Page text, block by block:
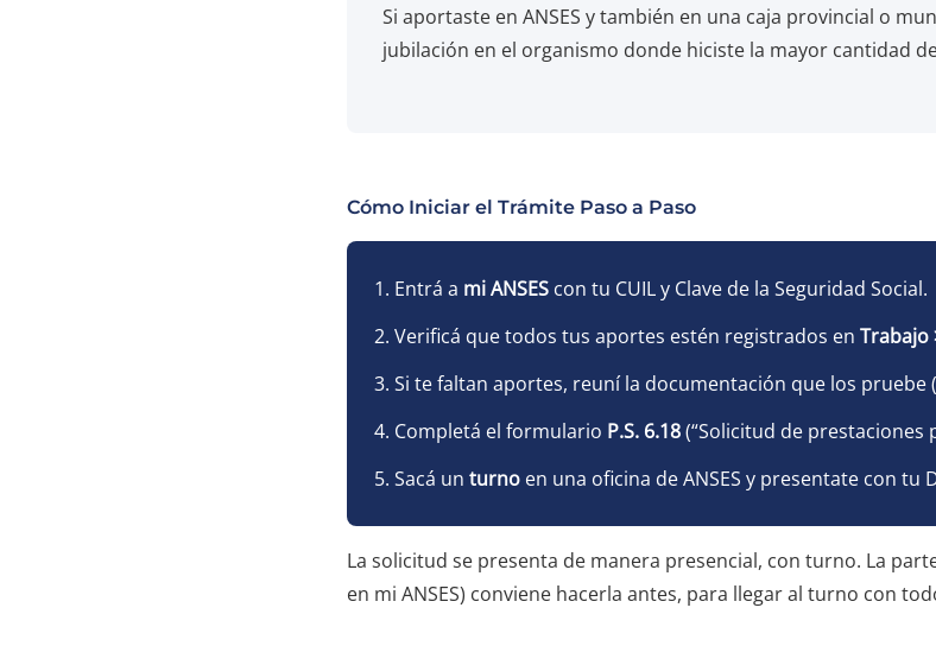
Si aportaste en ANSES y también en una caja provincial o
jubilación en el organismo donde hiciste la mayor cantidad
Cómo Iniciar el Trámite Paso a Paso
Entrá a mi ANSES con tu CUIL y Clave de la Seguridad Social.
Verificá que todos tus aportes estén registrados en Trabajo
Si te faltan aportes, reuní la documentación que los pruebe
Completá el formulario P.S. 6.18(“Solicitud de prestaciones
Sacá un turno en una oficina de ANSES y presentate con tu
La solicitud se presenta de manera presencial, con turno. La
en mi ANSES) conviene hacerla antes, para llegar al turno con